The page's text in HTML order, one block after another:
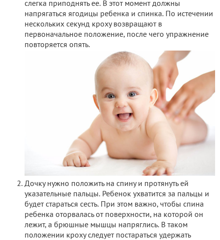
слегка приподнять ее. В этот момент должны
напрягаться ягодицы ребенка и спинка. По истечении
нескольких секунд кроху возвращают в
первоначальное положение, после чего упражнение
повторяется опять.
Дочку нужно положить на спину и протянуть ей
указательные пальцы. Ребенок ухватится за пальцы и
будет стараться сесть. При этом важно, чтобы спина
ребенка оторвалась от поверхности, на которой он
лежит, а брюшные мышцы напряглись. В таком
положении кроху следует постараться удержать